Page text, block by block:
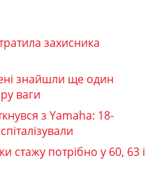
захисника
знайшли ще один
ваги
з Yamaha: 18-
стажу потрібно у 60, 63 і